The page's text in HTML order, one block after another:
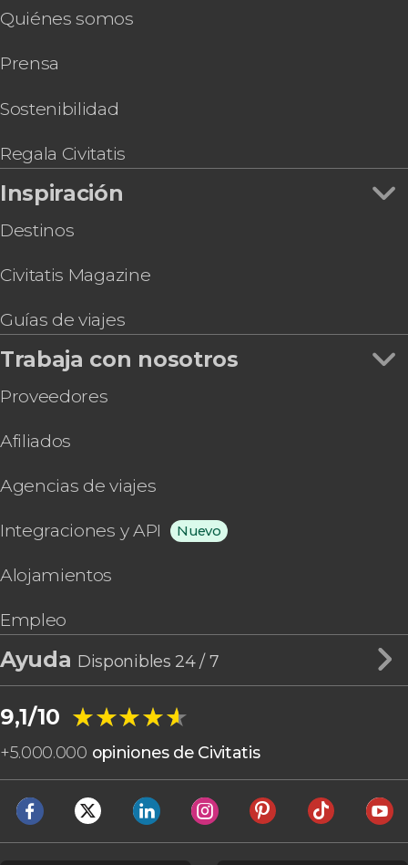
Prácticas de tiro en Cracovia
Entrada al Museo Polaco de Aviación
Entrada al Museo Banksy de Cracovia
Krakow City Pass
Quiénes somos
Prensa
Sostenibilidad
Regala Civitatis
Inspiración
Destinos
Civitatis Magazine
Guías de viajes
Trabaja con nosotros
Proveedores
Afiliados
Agencias de viajes
Integraciones y API Nuevo
Alojamientos
Empleo
Ayuda Disponibles 24 / 7
9,1/10 ★★★★★
★★★★★
+5.000.000 opiniones de Civitatis